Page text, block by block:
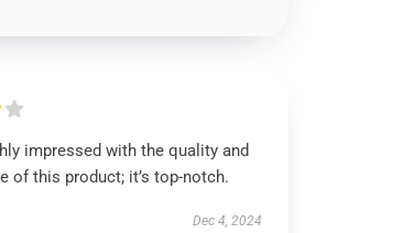
impressed with the quality and
of this product; it’s top-notch.
Dec 4, 2024